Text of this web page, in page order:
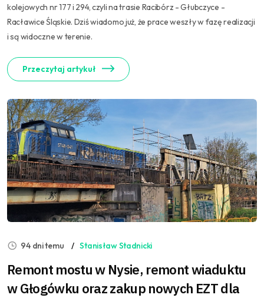
kolejowych nr 177 i 294, czyli na trasie Racibórz - Głubczyce -
Racławice Śląskie. Dziś wiadomo już, że prace weszły w fazę realizacji
i są widoczne w terenie.
Przeczytaj artykuł
94 dni temu Stanisław Stadnicki
Remont mostu w Nysie, remont wiaduktu
w Głogówku oraz zakup nowych EZT dla